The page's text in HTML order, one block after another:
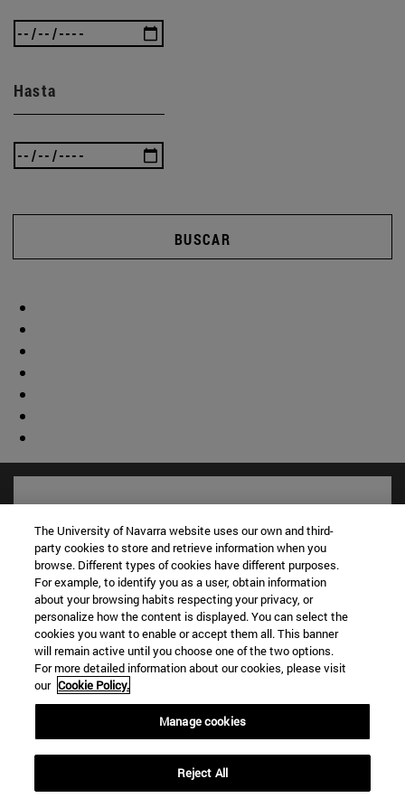
Hasta
BUSCAR
Accesos directos
Biblioteca(abre en nueva ventana)
(abre en nueva ventana)
Aula virtual ADI (abre en nueva ventana)
Búsqueda de personas(abre en nueva ventana)
Trabaja con nosotros(abre en nueva ventana)
The University of Navarra website uses our own and third-
party cookies to store and retrieve information when you
browse. Different types of cookies have different purposes.
For example, to identify you as a user, obtain information
about your browsing habits respecting your privacy, or
personalize how the content is displayed. You can select the
cookies you want to enable or accept them all. This banner
will remain active until you choose one of the two options.
For more detailed information about our cookies, please visit
our Cookie Policy.
Manage cookies
Reject All